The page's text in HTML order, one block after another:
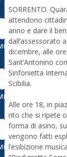
SORRENTO.
attendono
anno e dare il
dall’assessorato
dicembre, alle
Sant’Antonino
Sinfonietta
Scibilia.
Alle ore 18, in
rito che si ripete
forma di asino,
vengono fatti
l’esibizione